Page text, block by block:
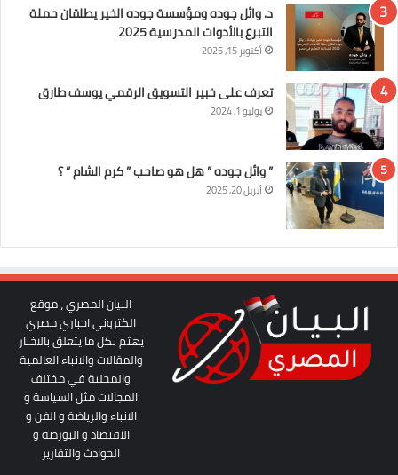
د. وائل جوده ومؤسسة جوده الخير يطلقان حملة
التبرع بالأدوات المدرسية 2025
أكتوبر 15, 2025
تعرف على خبير التسويق الرقمي يوسف طارق
يوليو 1, 2024
” وائل جوده ” هل هو صاحب ” كرم الشام ” ؟
أبريل 20, 2025
البيان المصري ، موقع
الكتروني اخباري مصري
يهتم بكل ما يتعلق بالاخبار
والمقالات والانباء العالمية
والمحلية في مختلف
المجالات مثل السياسة و
الانباء والرياضة و الفن و
الاقتصاد و البورصة و
الحوادث والتقارير